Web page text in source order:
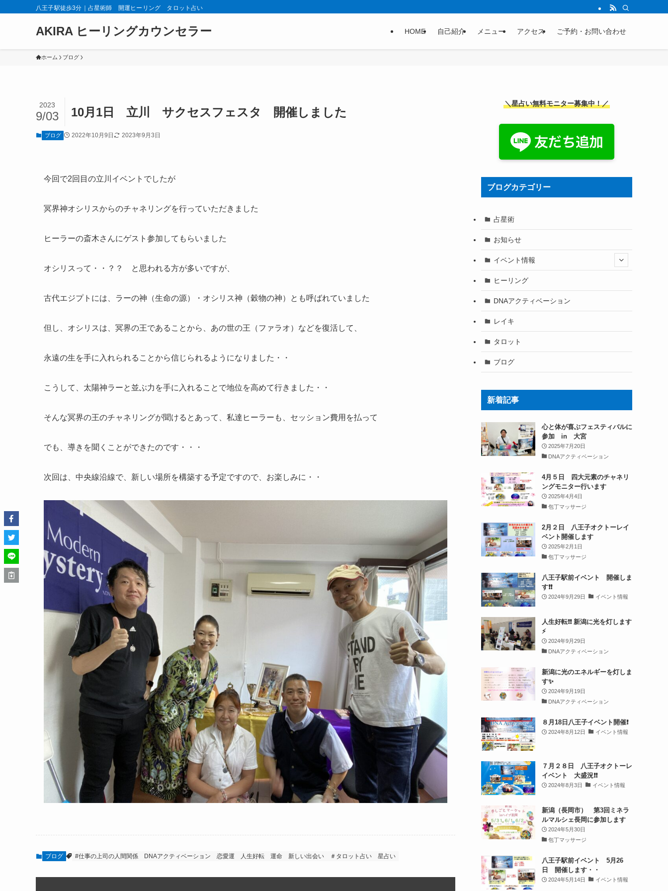
八王子駅徒歩3分｜占星術師 開運ヒーリング タロット占い
AKIRA ヒーリングカウンセラー HOME 自己紹介 メニュー アクセス ご予約・お問い合わせ
ホーム ブログ
10月1日 立川 サクセスフェスタ 開催しました
2023
9/03
ブログ 2022年10月9日 2023年9月3日
今回で2回目の立川イベントでしたが
冥界神オシリスからのチャネリングを行っていただきました
ヒーラーの斎木さんにゲスト参加してもらいました
オシリスって・・？？ と思われる方が多いですが、
古代エジプトには、ラーの神（生命の源）・オシリス神（穀物の神）とも呼ばれていました
但し、オシリスは、冥界の王であることから、あの世の王（ファラオ）などを復活して、
永遠の生を手に入れられることから信じられるようになりました・・
こうして、太陽神ラーと並ぶ力を手に入れることで地位を高めて行きました・・
そんな冥界の王のチャネリングが聞けるとあって、私達ヒーラーも、セッション費用を払って
でも、導きを聞くことができたのです・・・
次回は、中央線沿線で、新しい場所を構築する予定ですので、お楽しみに・・
ブログ #仕事の上司の人間関係 DNAアクティベーション 恋愛運 人生好転 運命 新しい出会い ＃タロット占い 星占い
＼星占い無料モニター募集中！／
ブログカテゴリー
占星術
お知らせ
イベント情報
ヒーリング
DNAアクティベーション
レイキ
タロット
ブログ
新着記事
心と体が喜ぶフェスティバルに
参加 in 大宮
2025年7月20日
DNAアクティベーション
4月５日 四大元素のチャネリ
ングモニター行います
2025年4月4日
包丁マッサージ
2月２日 八王子オクトーレイ
ベント開催します
2025年2月1日
包丁マッサージ
八王子駅前イベント 開催しま
す❗️❗️
2024年9月29日 イベント情報
人生好転❗️❗️ 新潟に光を灯します
⚡️
2024年9月29日
DNAアクティベーション
新潟に光のエネルギーを灯しま
す✨
2024年9月19日
DNAアクティベーション
８月18日八王子イベント開催❗️
2024年8月12日 イベント情報
７月２８日 八王子オクトーレ
イベント 大盛況❗️❗️
2024年8月3日 イベント情報
新潟（長岡市） 第3回ミネラ
ルマルシェ長岡に参加します
2024年5月30日
包丁マッサージ
八王子駅前イベント 5月26
日 開催します・・
2024年5月14日 イベント情報